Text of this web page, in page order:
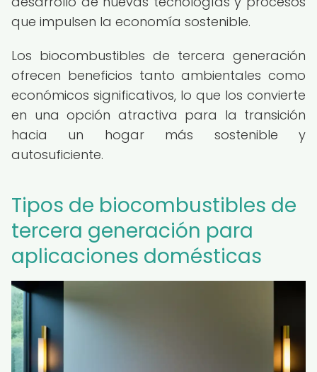
que impulsen la economía sostenible.
Los biocombustibles de tercera generación
ofrecen beneficios tanto ambientales como
económicos significativos, lo que los convierte
en una opción atractiva para la transición
hacia un hogar más sostenible y
autosuficiente.
Tipos de biocombustibles de
tercera generación para
aplicaciones domésticas